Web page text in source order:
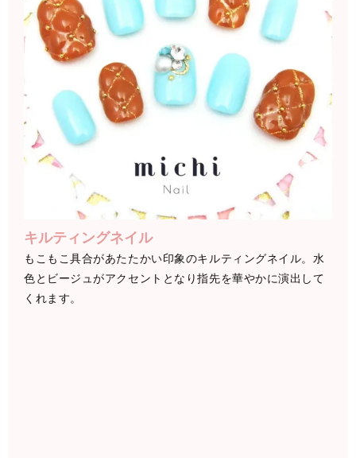
キルティングネイル
もこもこ具合があたたかい印象のキルティングネイル。水
色とビージュがアクセントとなり指先を華やかに演出して
くれます。